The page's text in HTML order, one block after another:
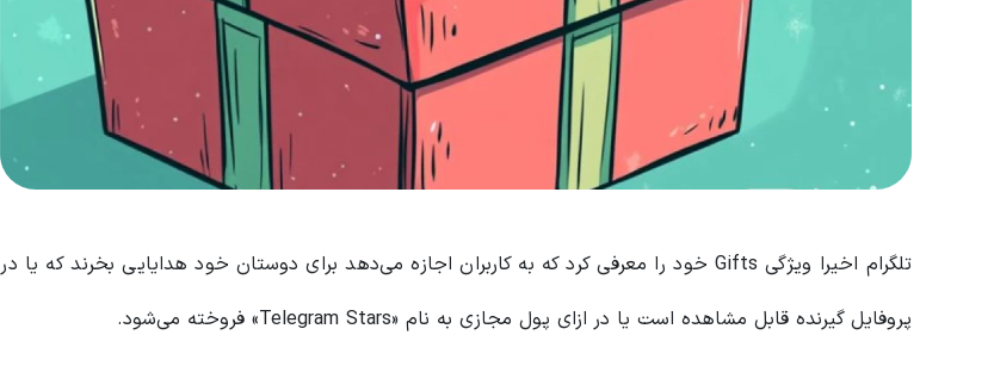
تلگرام اخیرا ویژگی Gifts خود را معرفی کرد که به کاربران اجازه می‌دهد برای دوستان خود هدایایی بخرند که یا در
پروفایل گیرنده قابل مشاهده است یا در ازای پول مجازی به نام «Telegram Stars» فروخته می‌شود.